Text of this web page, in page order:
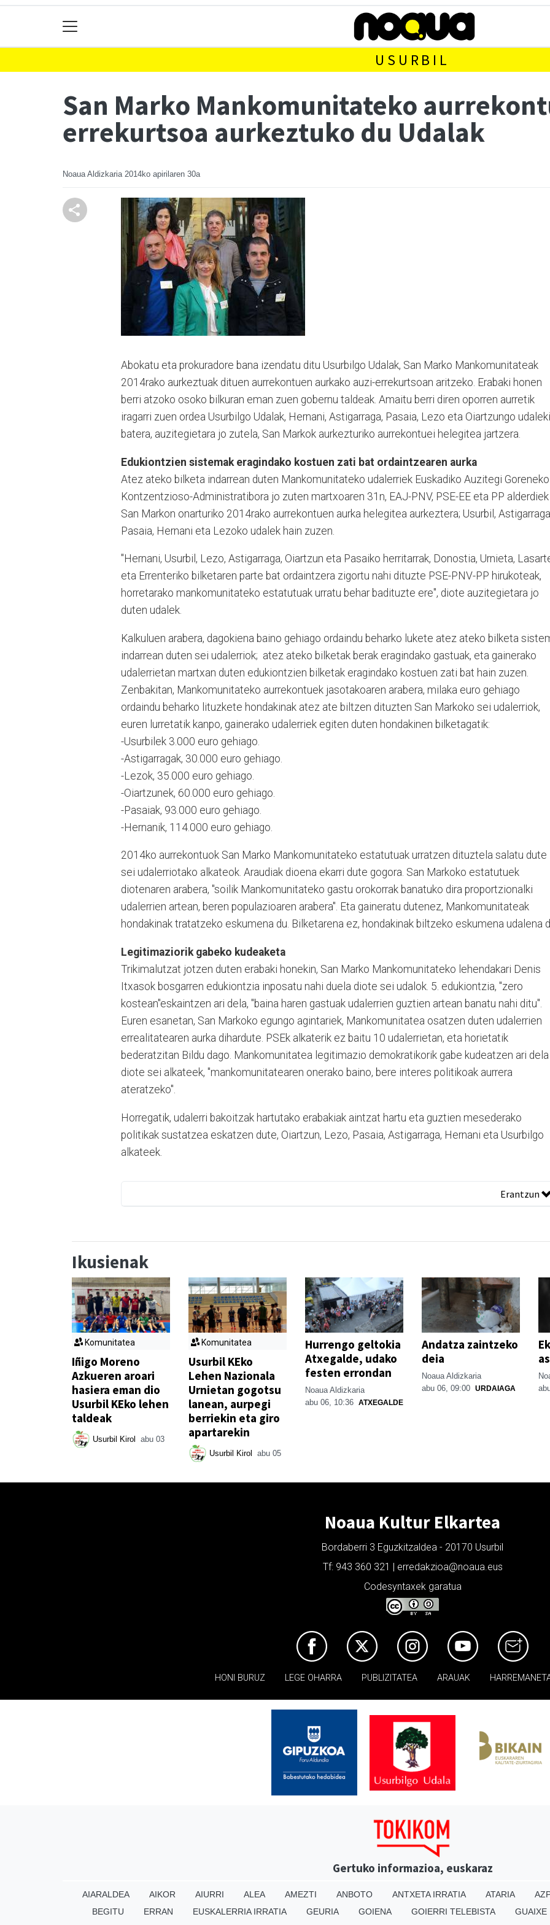
USURBIL
San Marko Mankomunitateko
errekurtsoa aurkeztuko du Udalak
Noaua Aldizkaria 2014ko apirilaren 30a
Abokatu eta prokuradore bana izendatu ditu Usurbilgo Udalak, San Marko Mankomunitateak
2014rako aurkeztuak dituen aurrekontuen aurkako auzi-errekurtsoan aritzeko. Erabaki honen
berri atzoko osoko bilkuran eman zuen gobernu taldeak. Amaitu berri diren oporren aurretik
iragarri zuen ordea Usurbilgo Udalak, Hernani, Astigarraga, Pasaia, Lezo eta Oiartzungo
batera, auzitegietara jo zutela, San Markok aurkezturiko aurrekontuei helegitea jartzera.
Edukiontzien sistemak eragindako kostuen zati bat ordaintzearen aurka
Atez ateko bilketa indarrean duten Mankomunitateko udalerriek Euskadiko Auzitegi Goreneko
Kontzentzioso-Administratibora jo zuten martxoaren 31n, EAJ-PNV, PSE-EE eta PP alderdiek
San Markon onarturiko 2014rako aurrekontuen aurka helegitea aurkeztera; Usurbil,
Pasaia, Hernani eta Lezoko udalek hain zuzen.
"Hernani, Usurbil, Lezo, Astigarraga, Oiartzun eta Pasaiko herritarrak, Donostia, Urnieta,
eta Errenteriko bilketaren parte bat ordaintzera zigortu nahi dituzte PSE-PNV-PP hirukoteak,
horretarako mankomunitateko estatutuak urratu behar badituzte ere", diote auzitegietara jo
duten udalek.
Kalkuluen arabera, dagokiena baino gehiago ordaindu beharko lukete atez ateko bilketa
indarrean duten sei udalerriok; atez ateko bilketak berak eragindako gastuak, eta gainerako
udalerrietan martxan duten edukiontzien bilketak eragindako kostuen zati bat hain zuzen.
Zenbakitan, Mankomunitateko aurrekontuek jasotakoaren arabera, milaka euro gehiago
ordaindu beharko lituzkete hondakinak atez ate biltzen dituzten San Markoko sei udalerriok,
euren lurretatik kanpo, gainerako udalerriek egiten duten hondakinen bilketagatik:
-Usurbilek 3.000 euro gehiago.
-Astigarragak, 30.000 euro gehiago.
-Lezok, 35.000 euro gehiago.
-Oiartzunek, 60.000 euro gehiago.
-Pasaiak, 93.000 euro gehiago.
-Hernanik, 114.000 euro gehiago.
2014ko aurrekontuok San Marko Mankomunitateko estatutuak urratzen dituztela salatu dute
sei udalerriotako alkateok. Araudiak dioena ekarri dute gogora. San Markoko estatutuek
diotenaren arabera, "soilik Mankomunitateko gastu orokorrak banatuko dira proportzionalki
udalerrien artean, beren populazioaren arabera". Eta gaineratu dutenez, Mankomunitateak
hondakinak tratatzeko eskumena du. Bilketarena ez, hondakinak biltzeko eskumena udalena
Legitimaziorik gabeko kudeaketa
Trikimalutzat jotzen duten erabaki honekin, San Marko Mankomunitateko lehendakari Denis
Itxasok bosgarren edukiontzia inposatu nahi duela diote sei udalok. 5. edukiontzia, "zero
kostean"eskaintzen ari dela, "baina haren gastuak udalerrien guztien artean banatu nahi ditu".
Euren esanetan, San Markoko egungo agintariek, Mankomunitatea osatzen duten udalerrien
errealitatearen aurka dihardute. PSEk alkaterik ez baitu 10 udalerrietan, eta horietatik
bederatzitan Bildu dago. Mankomunitatea legitimazio demokratikorik gabe kudeatzen ari dela
diote sei alkateek, "mankomunitatearen onerako baino, bere interes politikoak aurrera
ateratzeko".
Horregatik, udalerri bakoitzak hartutako erabakiak aintzat hartu eta guztien mesederako
politikak sustatzea eskatzen dute, Oiartzun, Lezo, Pasaia, Astigarraga, Hernani eta Usurbilgo
alkateek.
Erantzun
Ikusienak
Komunitatea
Iñigo Moreno
Azkueren aroari
hasiera eman dio
Usurbil KEko lehen
taldeak
Usurbil Kirol abu 03
Komunitatea
Usurbil KEko
Lehen Nazionala
Urnietan gogotsu
lanean, aurpegi
berriekin eta giro
apartarekin
Usurbil Kirol abu 05
Hurrengo geltokia
Atxegalde, udako
festen errondan
Noaua Aldizkaria
abu 06, 10:36 ATXEGALDE
Andatza zaintzeko
deia
Noaua Aldizkaria
abu 06, 09:00 URDAIAGA
Noaua Kultur Elkartea
Bordaberri 3 Eguzkitzaldea - 20170 Usurbil
Tf: 943 360 321 | erredakzioa@noaua.eus
Codesyntaxek garatua
HONI BURUZ LEGE OHARRA PUBLIZITATEA ARAUAK
Gertuko informazioa, euskaraz
AIARALDEA AIKOR AIURRI ALEA AMEZTI ANBOTO ANTXETA IRRATIA ATARIA
BEGITU
ERRAN EUSKALERRIA IRRATIA GEURIA GOIENA GOIERRI TELEBISTA
GUAIXE